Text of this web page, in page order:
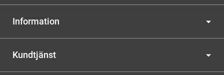
Information
Kundtjänst